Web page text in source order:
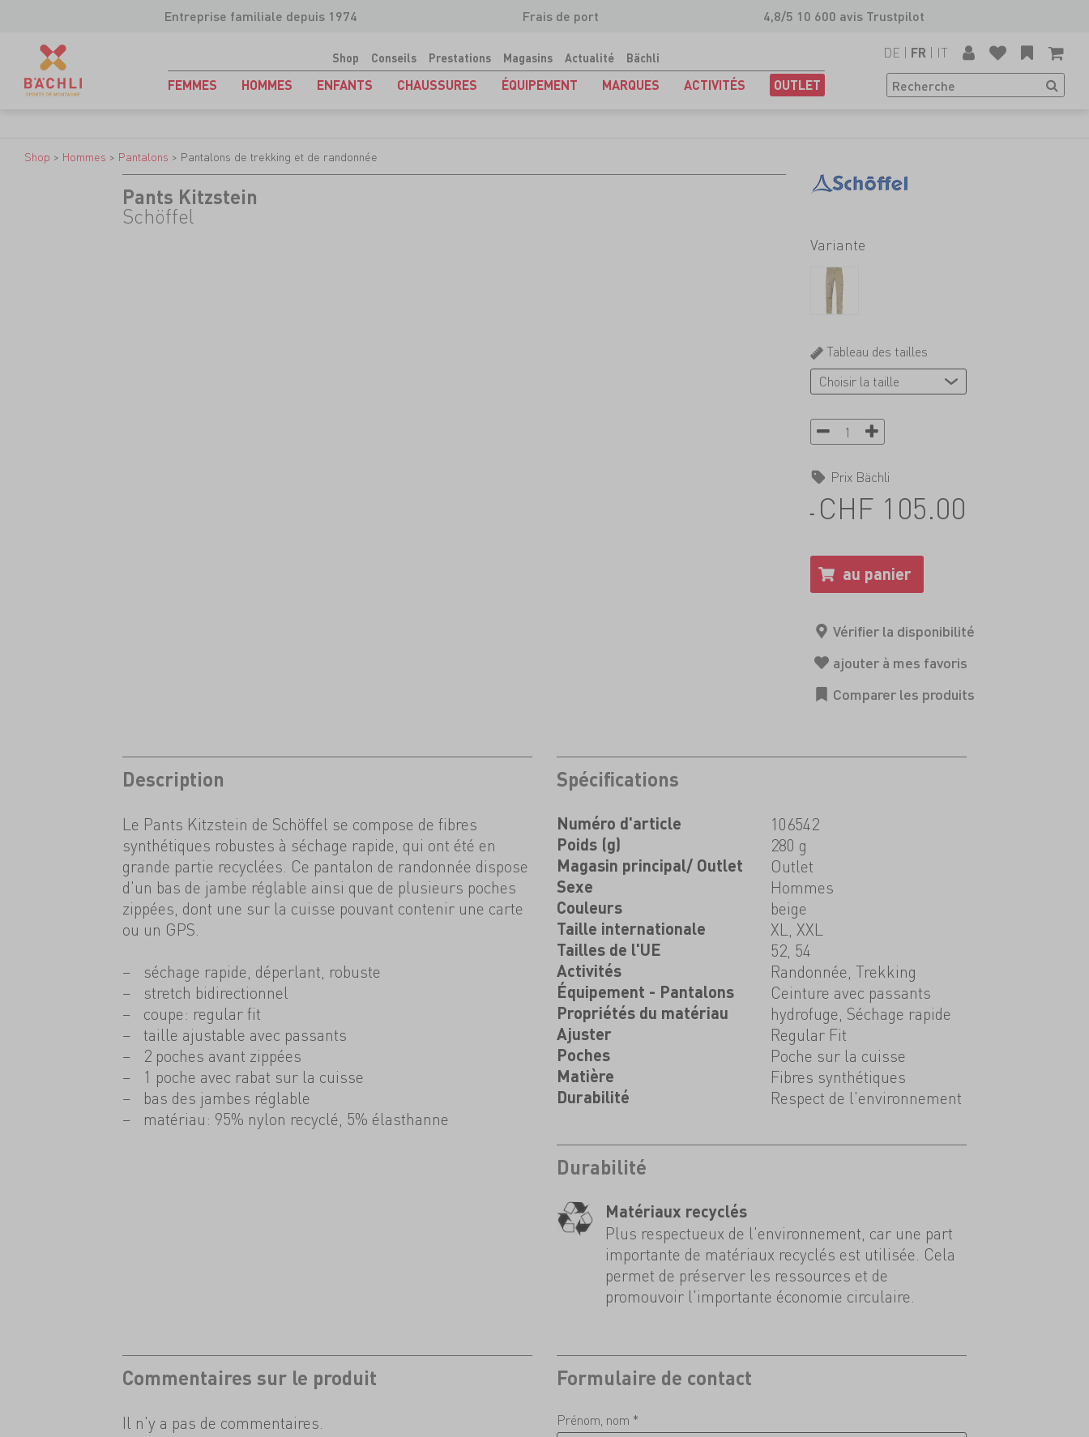
Entreprise familiale depuis 1974 Frais de port 4,8/5 10 600 avis Trustpilot
Shop Conseils Prestations Magasins Actualité Bächli
FEMMES HOMMES ENFANTS CHAUSSURES ÉQUIPEMENT MARQUES ACTIVITÉS OUTLET
DE | FR | IT
Shop > Hommes > Pantalons > Pantalons de trekking et de randonnée
Pants Kitzstein
Schöffel
Variante
Tableau des tailles
Prix Bächli
CHF 105.00
Description
Le Pants Kitzstein de Schöffel se compose de fibres
synthétiques robustes à séchage rapide, qui ont été en
grande partie recyclées. Ce pantalon de randonnée dispose
d'un bas de jambe réglable ainsi que de plusieurs poches
zippées, dont une sur la cuisse pouvant contenir une carte
ou un GPS.
séchage rapide, déperlant, robuste
stretch bidirectionnel
coupe: regular fit
taille ajustable avec passants
2 poches avant zippées
1 poche avec rabat sur la cuisse
bas des jambes réglable
matériau: 95% nylon recyclé, 5% élasthanne
Spécifications
Numéro d'article 106542
Poids (g) 280 g
Magasin principal/ Outlet Outlet
Sexe Hommes
Couleurs beige
Taille internationale XL, XXL
Tailles de l'UE 52, 54
Activités Randonnée, Trekking
Équipement - Pantalons Ceinture avec passants
Propriétés du matériau hydrofuge, Séchage rapide
Ajuster Regular Fit
Poches Poche sur la cuisse
Matière Fibres synthétiques
Durabilité Respect de l'environnement
Durabilité
Matériaux recyclés
Plus respectueux de l'environnement, car une part
importante de matériaux recyclés est utilisée. Cela
permet de préserver les ressources et de
promouvoir l'importante économie circulaire.
Commentaires sur le produit
Il n'y a pas de commentaires.
Formulaire de contact
Prénom, nom *